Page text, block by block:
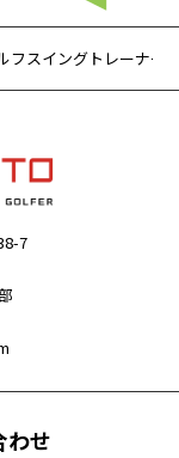
フスイングトレーナー
7
わせ